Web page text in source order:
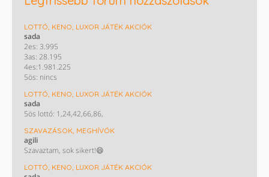
LOTTÓ, KENO, LUXOR JÁTÉK AKCIÓK
sada
2es: 3.995
3as: 28.195
4es:1.981.225
5ös: nincs
LOTTÓ, KENO, LUXOR JÁTÉK AKCIÓK
sada
5ös lottó: 1,24,42,66,86,
SZAVAZÁSOK, MEGHÍVÓK
agili
Szavaztam, sok sikert!😄
LOTTÓ, KENO, LUXOR JÁTÉK AKCIÓK